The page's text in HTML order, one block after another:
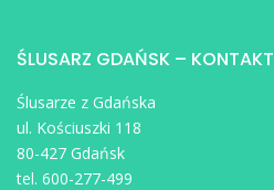
ŚLUSARZ GDAŃSK – KONTAKT
Ślusarze z Gdańska
ul. Kościuszki 118
80-427 Gdańsk
tel. 600-277-499